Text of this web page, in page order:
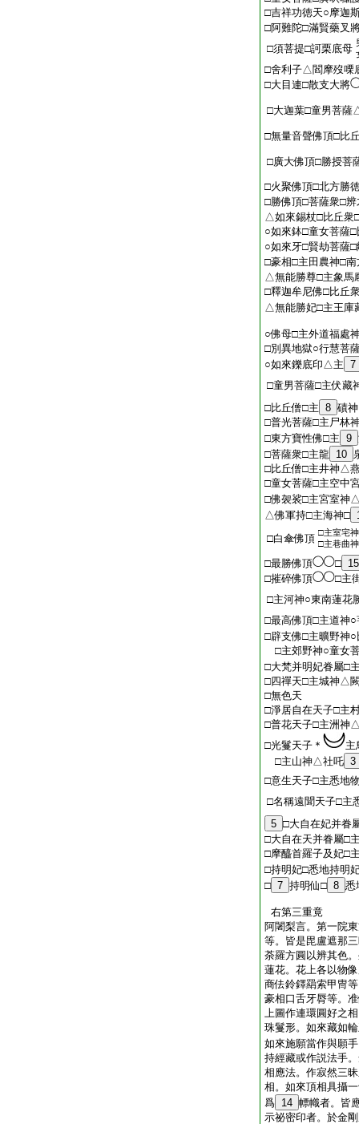
□吉祥功徳天○摩迦
□阿難陀□滿賢藥叉
□須菩提□訶栗底母
□舍利子△閻摩歿㗚
□大目連□散支大將
□大迦葉□童男菩薩
□無量音聲佛頂□比
□廣大佛頂□勝授菩
□火聚佛頂□北方勝
□勝佛頂□菩薩衆□辨
△如來錫杖□比丘衆
○如來鉢□童女菩薩
○如來牙□賢劫菩薩
□豪相□主田農神□
△無能勝尊□主象馬
□釋迦牟尼佛□比丘
△無能勝妃□主王庫
○佛母□主外道福處
□別異地獄○行慧菩
○如來鑠底印△主 7
□童男菩薩□主伏藏
□比丘僧□主 8 磧
□普光菩薩□主尸林
□東方寶性佛□主 9
□菩薩衆□主龍 10
□比丘僧□主井神△
□童女菩薩□主空中
□佛袈裟□主宮室神
△佛軍持□主海神□
□白傘佛頂 □主室宅神
□主巷曲神
□最勝佛頂 □ 15
□摧碎佛頂
□主
□主河神○東南蓮花
□最高佛頂□主道神
□辟支佛□主曠野神
□主郊野神○童女
□大梵并明妃眷屬□
□四禪天□主城神△
□無色天
□淨居自在天子□主
□普花天子□主洲神
□光鬘天子＊
主
□主山神△社吒 3
□意生天子□主悉地
□名稱遠聞天子□主
5 □大自在妃并眷
□大自在天并眷屬□
□摩醯首羅子及妃□
□持明妃□悉地持明
□ 7 持明仙□ 8 悉
右第三重竟
阿闍梨言。第一院
等。皆是毘盧遮那
荼羅方圓以辨其色
蓮花。花上各以物
商佉鈴鐸羂索甲冑
豪相口舌牙脣等。
上圖作連環圓好之
珠鬘形。如來藏如
如來施願當作與願
持經藏或作説法手
相應法。作寂然三
相。如來頂相具攝
爲 14 幖幟者。皆
示祕密印者。於金